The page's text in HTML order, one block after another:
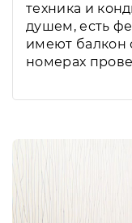
техника и
душем, есть
имеют балкон
номерах